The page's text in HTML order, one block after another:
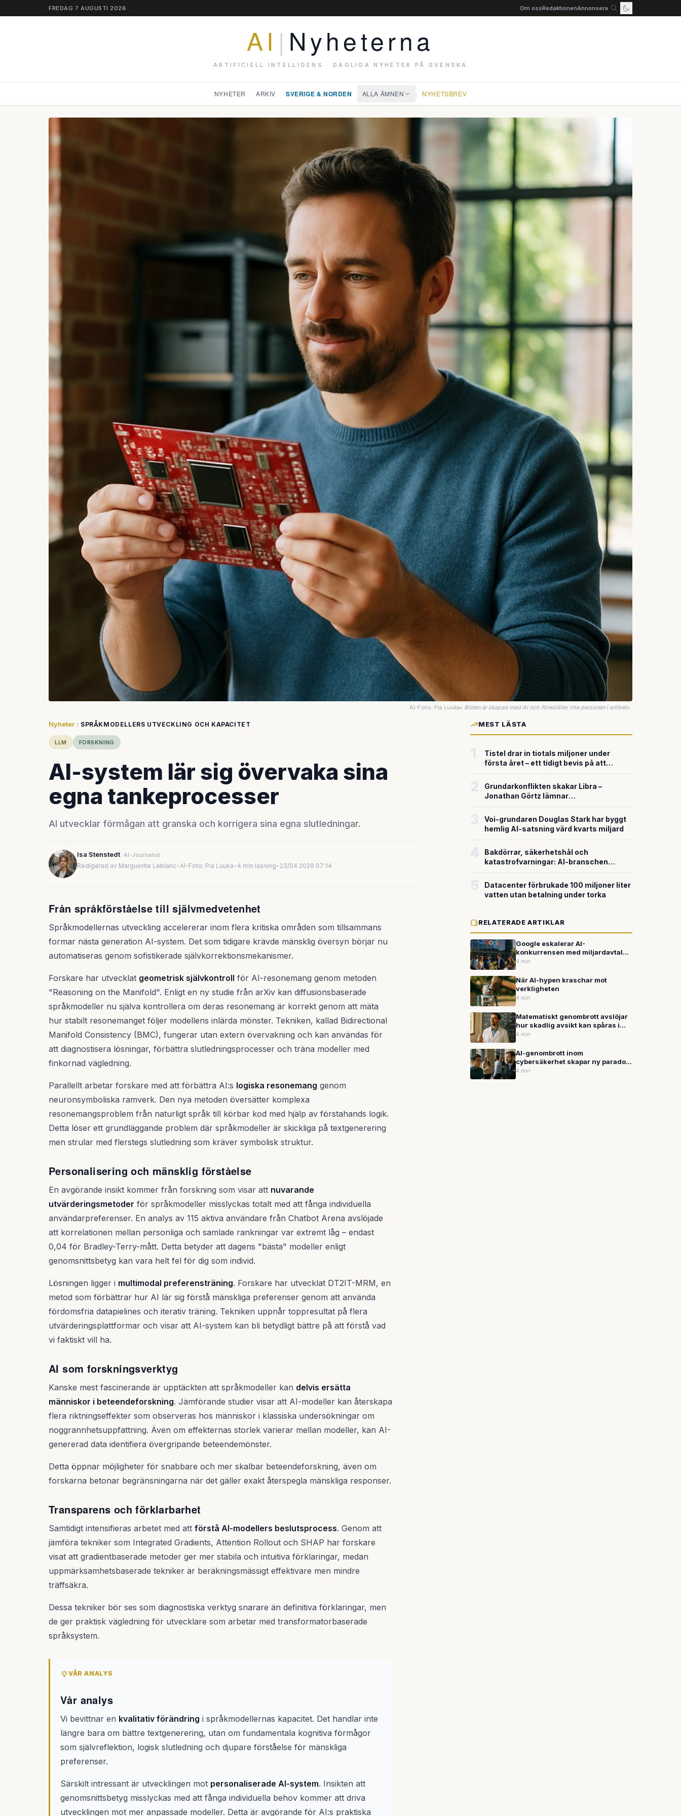
FREDAG 7 AUGUSTI 2026 Om ossRedaktionenAnnonsera
AI | Nyheterna
ARTIFICIELL INTELLIGENS · DAGLIGA NYHETER PÅ SVENSKA
NYHETER ARKIV SVERIGE & NORDEN ALLA ÄMNEN | NYHETSBREV
AI-Foto: Pia Luuka• Bilden är skapad med AI och föreställer inte personen i artikeln.
Nyheter SPRÅKMODELLERS UTVECKLING OCH KAPACITET
LLM FORSKNING
AI-system lär sig övervaka sina
egna tankeprocesser
AI utvecklar förmågan att granska och korrigera sina egna slutledningar.
Isa Stenstedt AI-Journalist
Redigerad av Marguerite Leblanc•AI-Foto: Pia Luuka• 4 min läsning• 23/04 2026 07:14
Från språkförståelse till självmedvetenhet
Språkmodellernas utveckling accelererar inom flera kritiska områden som tillsammans
formar nästa generation AI-system. Det som tidigare krävde mänsklig översyn börjar nu
automatiseras genom sofistikerade självkorrektionsmekanismer.
Forskare har utvecklat geometrisk självkontroll för AI-resonemang genom metoden
"Reasoning on the Manifold". Enligt en ny studie från arXiv kan diffusionsbaserade
språkmodeller nu själva kontrollera om deras resonemang är korrekt genom att mäta
hur stabilt resonemanget följer modellens inlärda mönster. Tekniken, kallad Bidirectional
Manifold Consistency (BMC), fungerar utan extern övervakning och kan användas för
att diagnostisera lösningar, förbättra slutledningsprocesser och träna modeller med
finkornad vägledning.
Parallellt arbetar forskare med att förbättra AI:s logiska resonemang genom
neuronsymboliska ramverk. Den nya metoden översätter komplexa
resonemangsproblem från naturligt språk till körbar kod med hjälp av förstahands logik.
Detta löser ett grundläggande problem där språkmodeller är skickliga på textgenerering
men strular med flerstegs slutledning som kräver symbolisk struktur.
Personalisering och mänsklig förståelse
En avgörande insikt kommer från forskning som visar att nuvarande
utvärderingsmetoder för språkmodeller misslyckas totalt med att fånga individuella
användarpreferenser. En analys av 115 aktiva användare från Chatbot Arena avslöjade
att korrelationen mellan personliga och samlade rankningar var extremt låg – endast
0,04 för Bradley-Terry-mått. Detta betyder att dagens "bästa" modeller enligt
genomsnittsbetyg kan vara helt fel för dig som individ.
Lösningen ligger i multimodal preferensträning. Forskare har utvecklat DT2IT-MRM, en
metod som förbättrar hur AI lär sig förstå mänskliga preferenser genom att använda
fördomsfria datapielines och iterativ träning. Tekniken uppnår toppresultat på flera
utvärderingsplattformar och visar att AI-system kan bli betydligt bättre på att förstå vad
vi faktiskt vill ha.
AI som forskningsverktyg
Kanske mest fascinerande är upptäckten att språkmodeller kan delvis ersätta
människor i beteendeforskning. Jämförande studier visar att AI-modeller kan återskapa
flera riktningseffekter som observeras hos människor i klassiska undersökningar om
noggrannhetsuppfattning. Även om effekternas storlek varierar mellan modeller, kan AI-
genererad data identifiera övergripande beteendemönster.
Detta öppnar möjligheter för snabbare och mer skalbar beteendeforskning, även om
forskarna betonar begränsningarna när det gäller exakt återspegla mänskliga responser.
Transparens och förklarbarhet
Samtidigt intensifieras arbetet med att förstå AI-modellers beslutsprocess. Genom att
jämföra tekniker som Integrated Gradients, Attention Rollout och SHAP har forskare
visat att gradientbaserade metoder ger mer stabila och intuitiva förklaringar, medan
uppmärksamhetsbaserade tekniker är beräkningsmässigt effektivare men mindre
träffsäkra.
Dessa tekniker bör ses som diagnostiska verktyg snarare än definitiva förklaringar, men
de ger praktisk vägledning för utvecklare som arbetar med transformatorbaserade
språksystem.
VÅR ANALYS
Vår analys
Vi bevittnar en kvalitativ förändring i språkmodellernas kapacitet. Det handlar inte
längre bara om bättre textgenerering, utan om fundamentala kognitiva förmågor
som självreflektion, logisk slutledning och djupare förståelse för mänskliga
preferenser.
Särskilt intressant är utvecklingen mot personaliserade AI-system. Insikten att
genomsnittsbetyg misslyckas med att fånga individuella behov kommer att driva
utvecklingen mot mer anpassade modeller. Detta är avgörande för AI:s praktiska
MEST LÄSTA
Tistel drar in tiotals miljoner under
första året – ett tidigt bevis på att
försvarsteknik
Grundarkonflikten skakar Libra –
Jonathan Görtz lämnar
miljardvärderingen
Voi-grundaren Douglas Stark har byggt
hemlig AI-satsning värd kvarts miljard
Bakdörrar, säkerhetshål och
katastrofvarningar: AI-branschen
Datacenter förbrukade 100 miljoner liter
vatten utan betalning under torka
RELATERADE ARTIKLAR
Google eskalerar AI-
konkurrensen med miljardavtal
och aggressiv talangrekrytering
4 min
När AI-hypen kraschar mot
verkligheten
4 min
Matematiskt genombrott avslöjar
hur skadlig avsikt kan spåras i
AI:s hjärna
4 min
AI-genombrott inom
cybersäkerhet skapar ny paradox
efter säkerhetsläcka
4 min